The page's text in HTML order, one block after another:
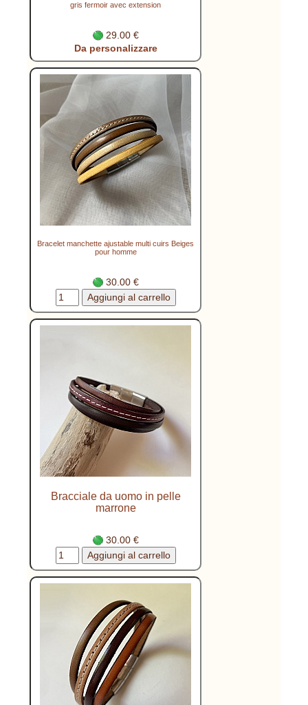
gris fermoir avec extension
29.00 €
Da personalizzare
Bracelet manchette ajustable multi cuirs Beiges
pour homme
30.00 €
Bracciale da uomo in pelle
marrone
30.00 €